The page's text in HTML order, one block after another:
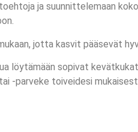
ja suunnittelemaan
jotta kasvit pääsevät
löytämään sopivat
-parveke toiveidesi